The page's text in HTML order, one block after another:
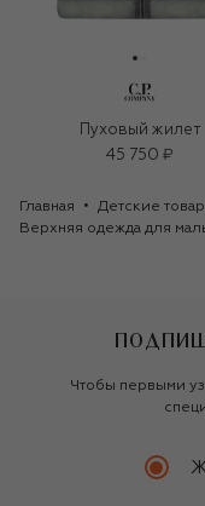
Пуховый жилет
45 750 ₽
Главная Детские
Верхняя одежда для
Чтобы первыми